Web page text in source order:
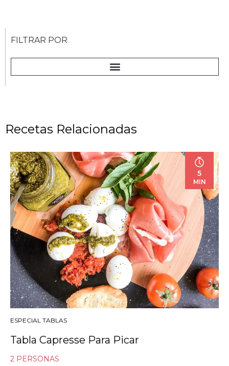
FILTRAR POR
Recetas Relacionadas
5
MIN
ESPECIAL TABLAS
Tabla Capresse Para Picar
2 PERSONAS